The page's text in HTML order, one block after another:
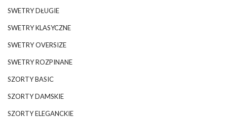
SWETRY DŁUGIE
SWETRY KLASYCZNE
SWETRY OVERSIZE
SWETRY ROZPINANE
SZORTY BASIC
SZORTY DAMSKIE
SZORTY ELEGANCKIE